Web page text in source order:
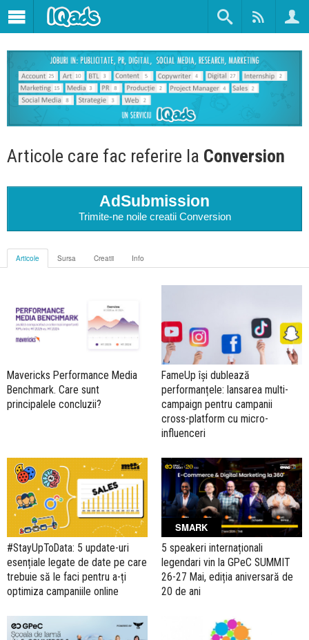
Articole care fac referire la Conversion
AdSubmission
Trimite-ne noile creatii Conversion
Articole Sursa Creatii Info
Mavericks Performance Media
Benchmark. Care sunt
principalele concluzii?
FameUp își dublează
performanțele: lansarea multi-
campaign pentru campanii
cross-platform cu micro-
influenceri
#StayUpToData: 5 update-uri
esențiale legate de date pe care
trebuie să le faci pentru a-ți
optimiza campaniile online
SMARK
5 speakeri internaționali
legendari vin la GPeC SUMMIT
26-27 Mai, ediția aniversară de
20 de ani